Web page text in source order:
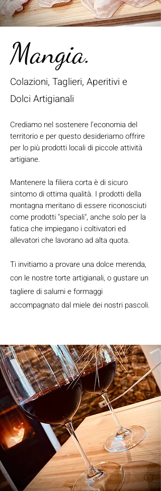
Mangia.
Colazioni, Taglieri, Aperitivi e
Dolci Artigianali
Crediamo nel sostenere l'economia del
territorio e per questo desideriamo offrire
per lo più prodotti locali di piccole attività
artigiane.
Mantenere la filiera corta è di sicuro
sintomo di ottima qualità. I prodotti della
montagna meritano di essere riconosciuti
come prodotti "speciali", anche solo per la
fatica che impiegano i coltivatori ed
allevatori che lavorano ad alta quota.
Ti invitiamo a provare una dolce merenda,
con le nostre torte artigianali, o gustare un
tagliere di salumi e formaggi
accompagnato dal miele dei nostri pascoli.